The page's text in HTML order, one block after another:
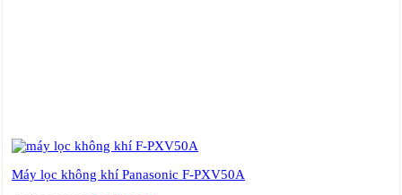
Máy lọc không khí Panasonic F-PXV50A